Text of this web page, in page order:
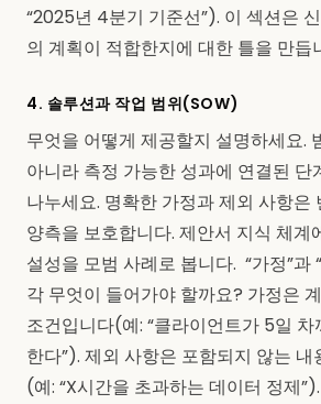
“2025년 4분기 기준선”). 이 섹션은
의 계획이 적합한지에 대한 틀을 만듭
4. 솔루션과 작업 범위(SOW)
무엇을 어떻게 제공할지 설명하세요.
아니라 측정 가능한 성과에 연결된 단
나누세요. 명확한 가정과 제외 사항은
양측을 보호합니다. 제안서 지식 체계
설성을 모범 사례로 봅니다. “가정”과
각 무엇이 들어가야 할까요? 가정은
조건입니다(예: “클라이언트가 5일
한다”). 제외 사항은 포함되지 않는
(예: “X시간을 초과하는 데이터 정제